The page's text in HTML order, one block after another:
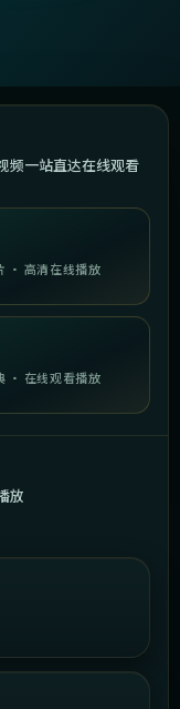
频一站直达在线观看
· 高清在线播放
· 在线观看播放
放